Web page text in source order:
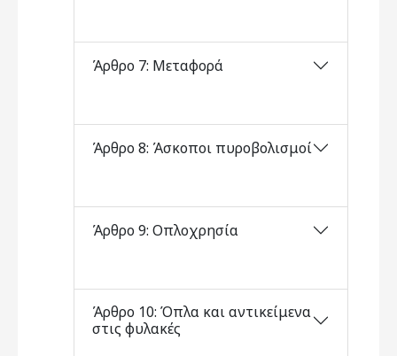
Άρθρο 7: Μεταφορά
Άρθρο 8: Άσκοποι πυροβολισμοί
Άρθρο 9: Οπλοχρησία
Άρθρο 10: Όπλα και αντικείμενα
στις φυλακές